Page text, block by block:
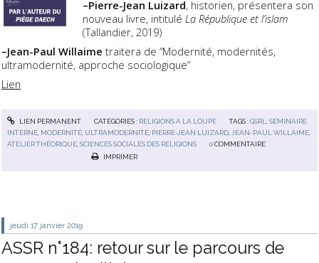
–Pierre-Jean Luizard, historien, présentera son
nouveau livre, intitulé La République et l’islam
(Tallandier, 2019)
–Jean-Paul Willaime traitera de “Modernité, modernités,
ultramodernité, approche sociologique”
Lien
LIEN PERMANENT CATÉGORIES : RELIGIONS À LA LOUPE TAGS :GSRL ,SÉMINAIRE
INTERNE MODERNITÉ ULTRAMODERNITÉ PIERRE-JEAN LUIZARD JEAN-PAUL WILLAIME
ATELIER THÉORIQUE ,SCIENCES SOCIALES DES RELIGIONS 0 COMMENTAIRE
IMPRIMER
jeudi 17 janvier 2019
ASSR n°184: retour sur le parcours de